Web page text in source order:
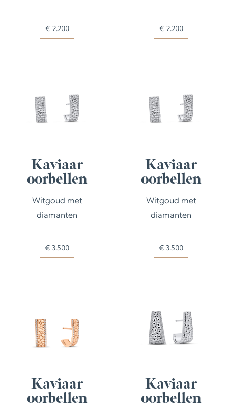
€ 2.200 € 2.200
Kaviaar
oorbellen
Witgoud met
diamanten
€ 3.500
Kaviaar
oorbellen
Witgoud met
diamanten
€ 3.500
Kaviaar
oorbellen
Kaviaar
oorbellen